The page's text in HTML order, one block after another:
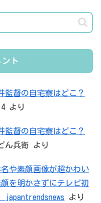
ト
監督の自宅寮はどこ？
より
監督の自宅寮はどこ？
ん兵衛 より
や素顔画像が超かわい
を明かさずにテレビ初
より